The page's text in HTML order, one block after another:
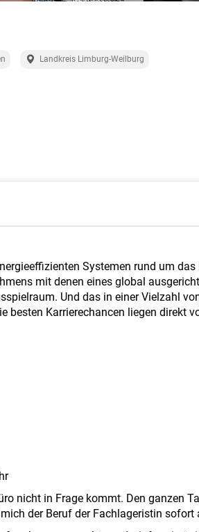
Landkreis Limburg-Weilburg
Systemen rund um
mit denen eines global
Und das in einer Vielzahl
besten Karrierechancen liegen direkt
nicht in Frage kommt. Den ganzen
der Beruf der Fachlageristin sofort